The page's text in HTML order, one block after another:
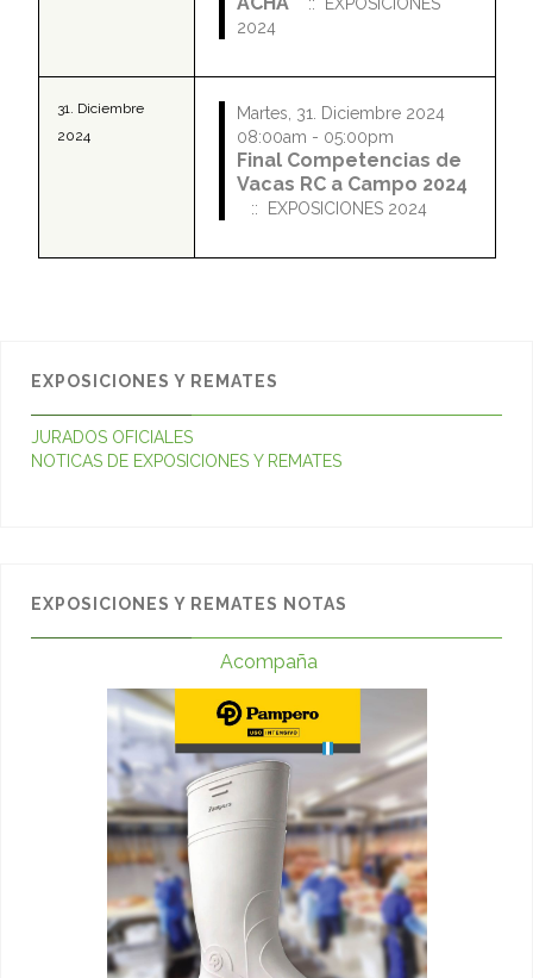
2024
31. Diciembre
2024
Martes, 31. Diciembre 2024
08:00am - 05:00pm
Final Competencias de
Vacas RC a Campo 2024
:: EXPOSICIONES 2024
EXPOSICIONES Y REMATES
JURADOS OFICIALES
NOTICAS DE EXPOSICIONES Y REMATES
EXPOSICIONES Y REMATES NOTAS
Acompaña